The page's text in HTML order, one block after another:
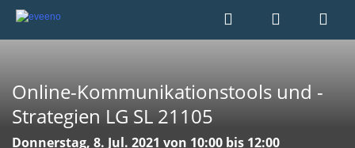
Online-Kommunikationstools und -
Strategien LG SL 21105
Donnerstag, 8. Jul. 2021 von 10:00 bis 12:00